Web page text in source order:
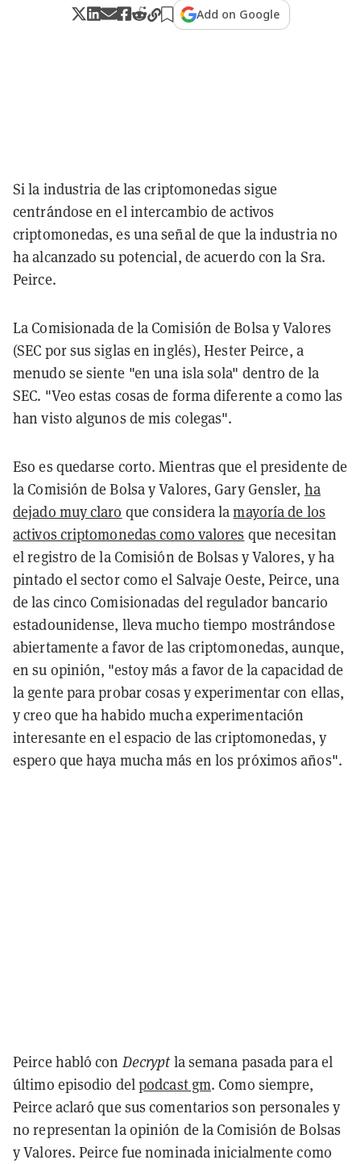
Add on Google
Si la industria de las criptomonedas sigue
centrándose en el intercambio de activos
criptomonedas, es una señal de que la industria no
ha alcanzado su potencial, de acuerdo con la Sra.
Peirce.
La Comisionada de la Comisión de Bolsa y Valores
(SEC por sus siglas en inglés), Hester Peirce, a
menudo se siente "en una isla sola" dentro de la
SEC. "Veo estas cosas de forma diferente a como las
han visto algunos de mis colegas".
Eso es quedarse corto. Mientras que el presidente de
la Comisión de Bolsa y Valores, Gary Gensler, ha
dejado muy claro que considera lamayoría de los
activos criptomonedas como valores que necesitan
el registro de la Comisión de Bolsas y Valores, y ha
pintado el sector como el Salvaje Oeste, Peirce, una
de las cinco Comisionadas del regulador bancario
estadounidense, lleva mucho tiempo mostrándose
abiertamente a favor de las criptomonedas, aunque,
en su opinión, "estoy más a favor de la capacidad de
la gente para probar cosas y experimentar con ellas,
y creo que ha habido mucha experimentación
interesante en el espacio de las criptomonedas, y
espero que haya mucha más en los próximos años".
Peirce habló con Decrypt la semana pasada para el
último episodio delpodcast gm. Como siempre,
Peirce aclaró que sus comentarios son personales y
no representan la opinión de la Comisión de Bolsas
y Valores. Peirce fue nominada inicialmente como